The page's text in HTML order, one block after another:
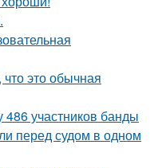
это обычная
486 участников банды
перед судом в одном